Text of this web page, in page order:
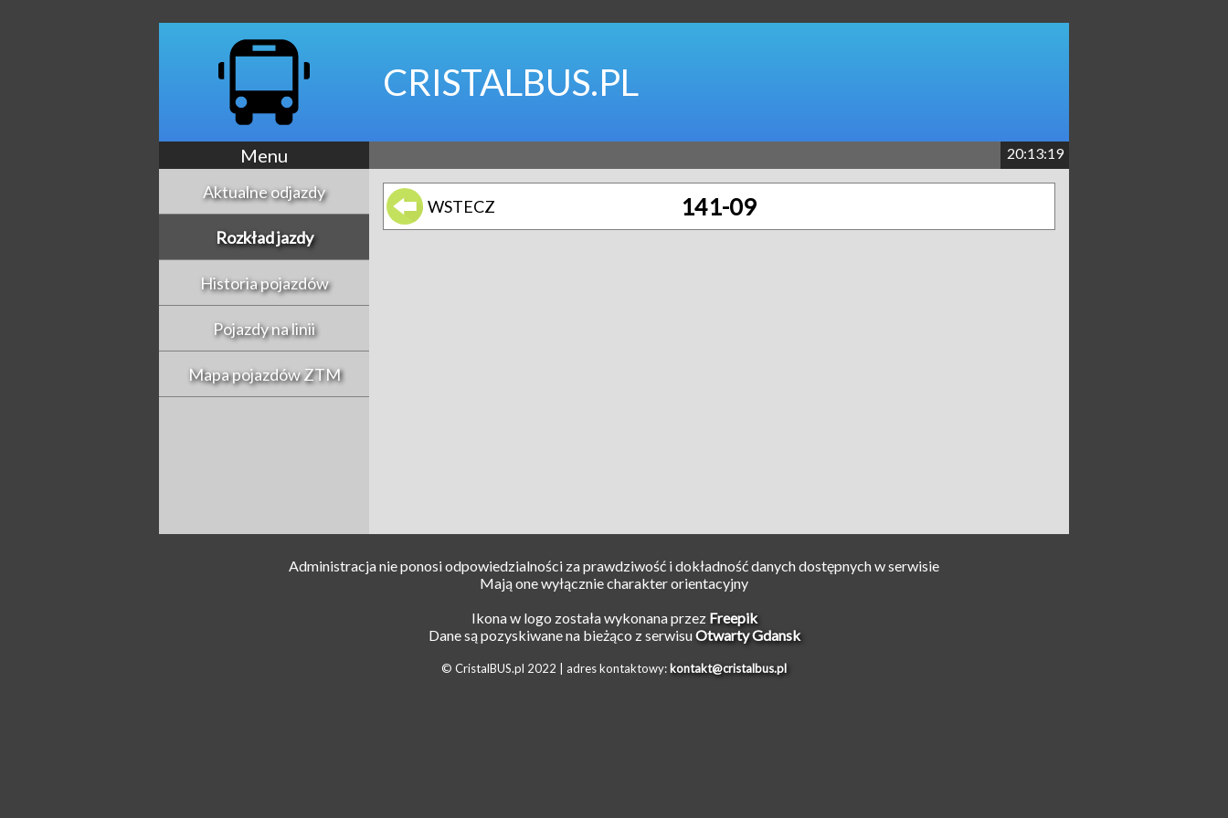
CRISTALBUS.PL
Menu 20:13:19
Aktualne odjazdy
Rozkład jazdy
Historia pojazdów
Pojazdy na linii
Mapa pojazdów ZTM
WSTECZ 141-09
Administracja nie ponosi odpowiedzialności za prawdziwość i dokładność danych dostępnych w serwisie
Mają one wyłącznie charakter orientacyjny
Ikona w logo została wykonana przez Freepik
Dane są pozyskiwane na bieżąco z serwisuOtwarty Gdansk
© CristalBUS.pl 2022 | adres kontaktowy: kontakt@cristalbus.pl